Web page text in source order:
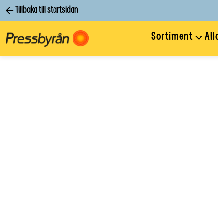
Tillbaka till startsidan
Sortiment